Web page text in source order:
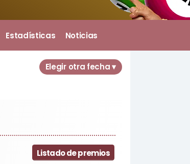
Estadísticas Noticias
Elegir otra fecha ▾
Listado de premios